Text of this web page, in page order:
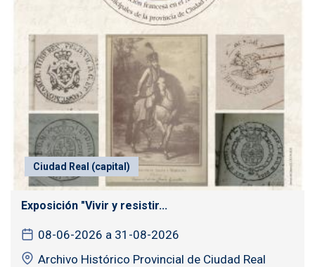
Ciudad Real (capital)
Exposición "Vivir y resistir...
08-06-2026 a 31-08-2026
Archivo Histórico Provincial de Ciudad Real